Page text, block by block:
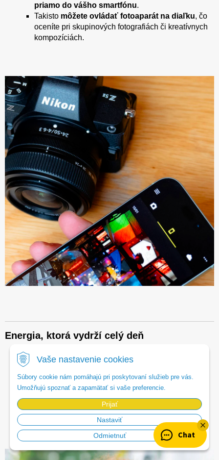
Vaše nastavenie cookies
Súbory cookie nám pomáhajú pri poskytovaní služieb pre vás.
Umožňujú spoznať a zapamätať si vaše preferencie.
Prijať
Nastaviť
Odmietnuť
priamo do vášho smartfónu.
Takisto môžete ovládať fotoaparát na diaľku, čo
oceníte pri skupinových fotografiách či kreatívnych
kompozíciách.
Energia, ktorá vydrží celý deň
jedno nabitie.
​​​Fotoaparát podporujenabíjanie cez USB-C
dokoncaaj počas používania, čo je ideálne na
dlhé fotografické výlety.
Chat